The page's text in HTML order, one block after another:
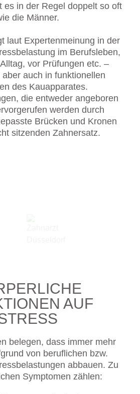
es in der Regel doppelt so oft
die Männer.
laut Expertenmeinung in der
im Berufsleben,
vor Prüfungen etc. –
auch in funktionellen
des Kauapparates.
die entweder angeboren
werden durch
Brücken und Kronen
sitzenden Zahnersatz.
AUF
belegen, dass immer mehr
von beruflichen bzw.
abbauen. Zu
Symptomen zählen: